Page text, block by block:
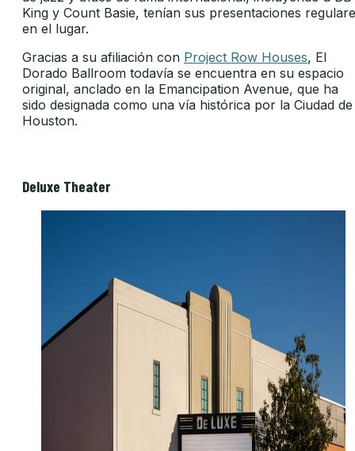
King y Count Basie, tenían sus presentaciones
en el lugar.
Gracias a su afiliación con Project Row Houses, El
Dorado Ballroom todavía se encuentra en su espacio
original, anclado en la Emancipation Avenue, que ha
sido designada como una vía histórica por la Ciudad de
Houston.
Deluxe Theater